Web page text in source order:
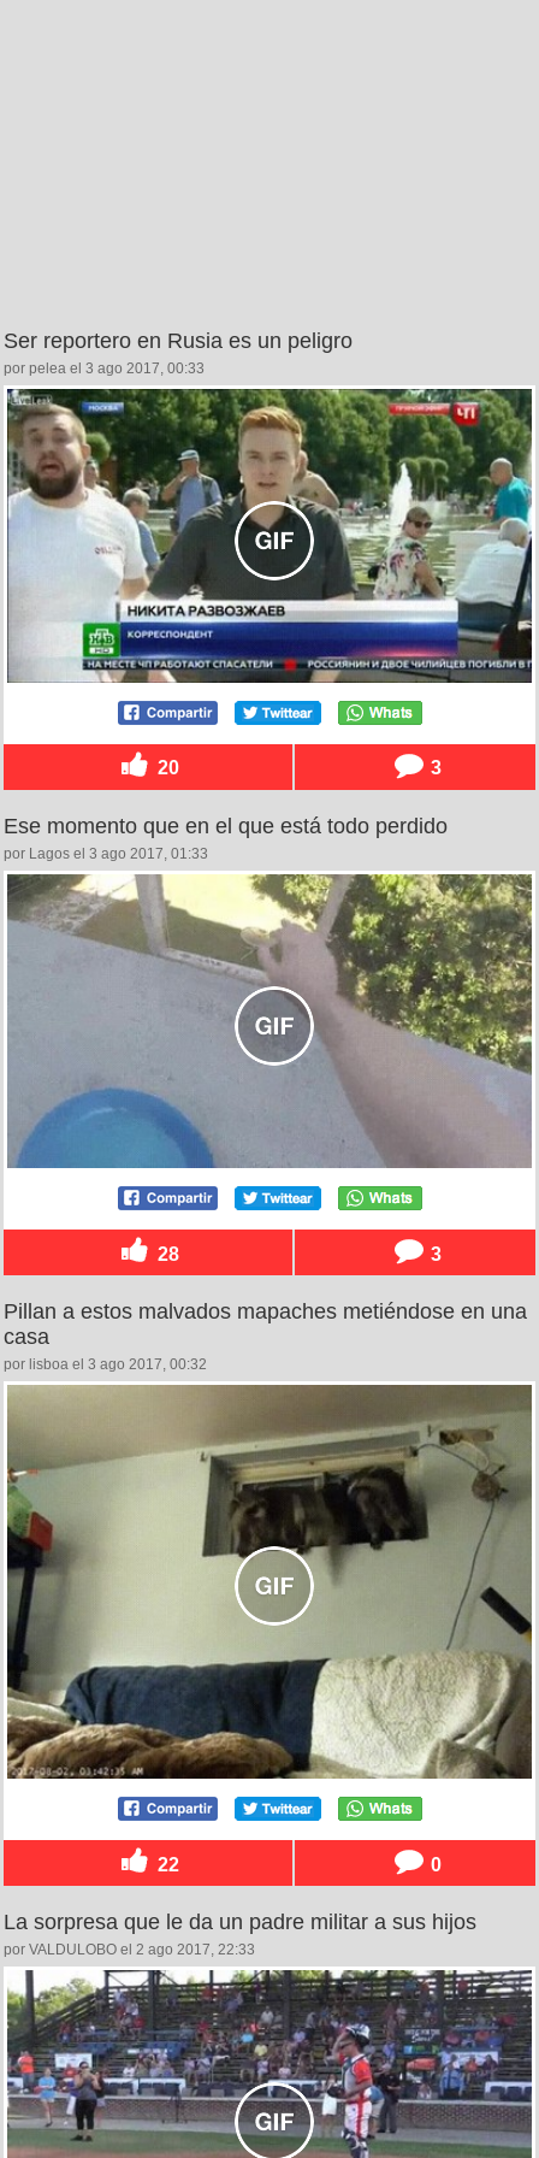
Ser reportero en Rusia es un peligro
por pelea el 3 ago 2017, 00:33
20 3
Ese momento que en el que está todo perdido
por Lagos el 3 ago 2017, 01:33
28 3
Pillan a estos malvados mapaches metiéndose en una
casa
por lisboa el 3 ago 2017, 00:32
22 0
La sorpresa que le da un padre militar a sus hijos
por VALDULOBO el 2 ago 2017, 22:33